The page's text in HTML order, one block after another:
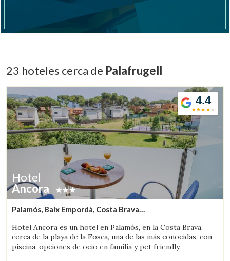
Verificar localizador
23 hoteles cerca de Palafrugell
4.4
Hotel
Ancora
Palamós, Baix Empordà, Costa Brava
Hotel Ancora es un hotel en Palamós, en la Costa Brava,
cerca de la playa de la Fosca, una de las más conocidas, con
piscina, opciones de ocio en familia y pet friendly.